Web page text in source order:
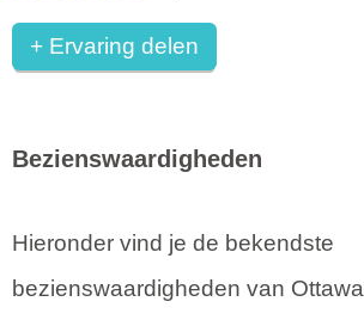
+ Ervaring delen
Bezienswaardigheden
Hieronder vind je de bekendste
bezienswaardigheden van Ottawa